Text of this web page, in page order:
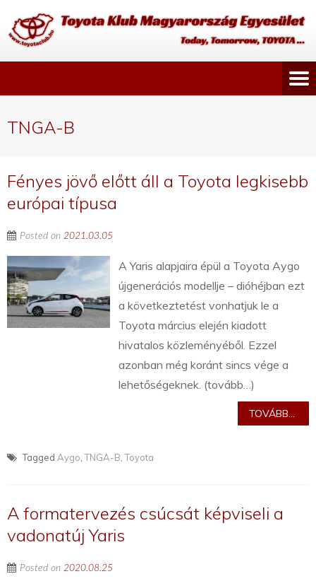
TNGA-B
Fényes jövő előtt áll a Toyota legkisebb
európai típusa
Posted on 2021.03.05
A Yaris alapjaira épül a Toyota Aygo
újgenerációs modellje – dióhéjban ezt
a következtetést vonhatjuk le a
Toyota március elején kiadott
hivatalos közleményéből. Ezzel
azonban még koránt sincs vége a
lehetőségeknek. (tovább…)
TOVÁBB...
Tagged Aygo ,TNGA-B ,Toyota
A formatervezés csúcsát képviseli a
vadonatúj Yaris
Posted on 2020.08.25